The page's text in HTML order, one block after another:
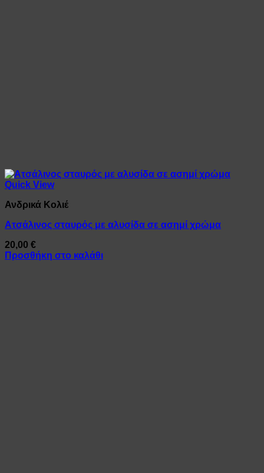
Quick View
Ανδρικά Κολιέ
Ατσάλινος σταυρός με αλυσίδα σε ασημί χρώμα
20,00 €
Προσθήκη στο καλάθι